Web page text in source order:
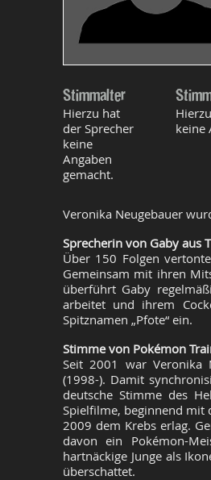
Stimmalter
Hierzu hat
der Sprecher
keine
Angaben
gemacht.
keine
Veronika Neugebauer
Sprecherin von Gaby aus
Über 150 Folgen
Gemeinsam mit ihren
überführt Gaby
arbeitet und ihrem
Spitznamen „Pfote“ ein.
Stimme von Pokémon
Seit 2001 war Veronika
(1998-). Damit
deutsche Stimme des
Spielfilme, beginnend mit
2009 dem Krebs erlag.
davon ein Pokémon-
hartnäckige Junge als
überschattet.